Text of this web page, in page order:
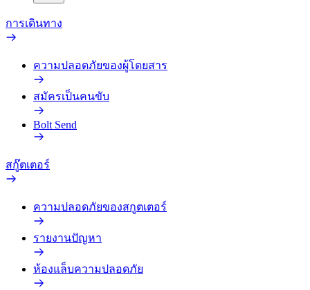
การเดินทาง
ความปลอดภัยของผู้โดยสาร
สมัครเป็นคนขับ
Bolt Send
สกู๊ตเตอร์
ความปลอดภัยของสกูตเตอร์
รายงานปัญหา
ห้องแล็บความปลอดภัย